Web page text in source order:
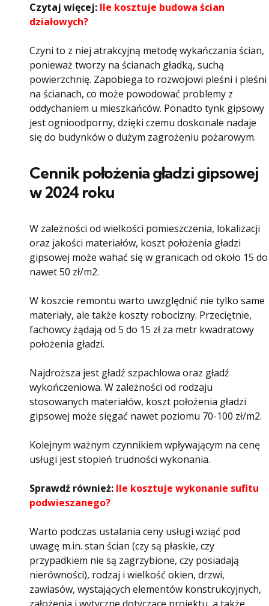
Czytaj więcej: Ile kosztuje budowa ścian
działowych?
Czyni to z niej atrakcyjną metodę wykańczania ścian,
ponieważ tworzy na ścianach gładką, suchą
powierzchnię. Zapobiega to rozwojowi pleśni i pleśni
na ścianach, co może powodować problemy z
oddychaniem u mieszkańców. Ponadto tynk gipsowy
jest ognioodporny, dzięki czemu doskonale nadaje
się do budynków o dużym zagrożeniu pożarowym.
Cennik położenia gładzi gipsowej
w 2024 roku
W zależności od wielkości pomieszczenia, lokalizacji
oraz jakości materiałów, koszt położenia gładzi
gipsowej może wahać się w granicach od około 15 do
nawet 50 zł/m2.
W koszcie remontu warto uwzględnić nie tylko same
materiały, ale także koszty robocizny. Przeciętnie,
fachowcy żądają od 5 do 15 zł za metr kwadratowy
położenia gładzi.
Najdroższa jest gładź szpachlowa oraz gładź
wykończeniowa. W zależności od rodzaju
stosowanych materiałów, koszt położenia gładzi
gipsowej może sięgać nawet poziomu 70-100 zł/m2.
Kolejnym ważnym czynnikiem wpływającym na cenę
usługi jest stopień trudności wykonania.
Sprawdź również: Ile kosztuje wykonanie sufitu
podwieszanego?
Warto podczas ustalania ceny usługi wziąć pod
uwagę m.in. stan ścian (czy są płaskie, czy
przypadkiem nie są zagrzybione, czy posiadają
nierówności), rodzaj i wielkość okien, drzwi,
zawiasów, wystających elementów konstrukcyjnych,